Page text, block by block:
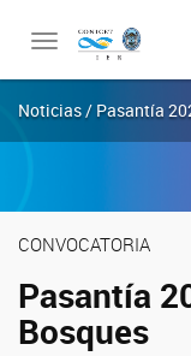
Toggle
Noticias / Pasantía
CONVOCATORIA
Pasantía
Bosques